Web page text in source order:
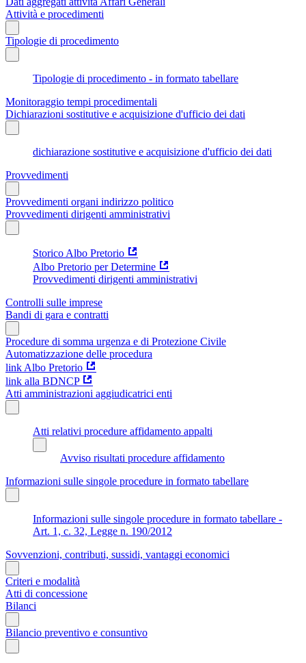
Attività e procedimenti
Tipologie di procedimento
Tipologie di procedimento - in formato tabellare
Monitoraggio tempi procedimentali
Dichiarazioni sostitutive e acquisizione d'ufficio dei dati
dichiarazione sostitutive e acquisizione d'ufficio dei dati
Provvedimenti
Provvedimenti organi indirizzo politico
Provvedimenti dirigenti amministrativi
Storico Albo Pretorio
Albo Pretorio per Determine
Provvedimenti dirigenti amministrativi
Controlli sulle imprese
Bandi di gara e contratti
Procedure di somma urgenza e di Protezione Civile
Automatizzazione delle procedura
link Albo Pretorio
link alla BDNCP
Atti amministrazioni aggiudicatrici enti
Atti relativi procedure affidamento appalti
Avviso risultati procedure affidamento
Informazioni sulle singole procedure in formato tabellare
Informazioni sulle singole procedure in formato tabellare -
Art. 1, c. 32, Legge n. 190/2012
Sovvenzioni, contributi, sussidi, vantaggi economici
Criteri e modalità
Atti di concessione
Bilanci
Bilancio preventivo e consuntivo